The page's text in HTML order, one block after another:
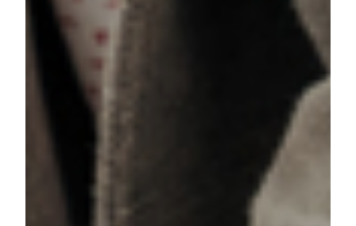
pour obtenir des résultats significatifs. Réputé pour
son œil méticuleux et son perfectionnisme naturel,
il veille à ce que rien ne soit jamais négligé.